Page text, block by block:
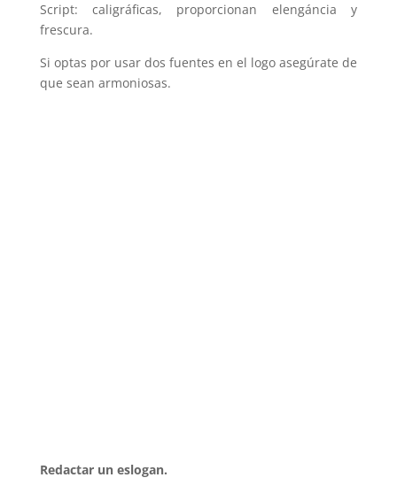
Script: caligráficas, proporcionan elengáncia y
frescura.
Si optas por usar dos fuentes en el logo asegúrate de
que sean armoniosas.
Redactar un eslogan.